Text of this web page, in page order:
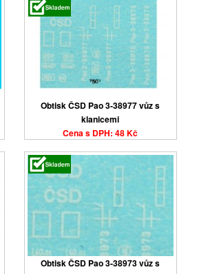
Obtisk ČSD Pao 3-38977 vůz s
klanicemi
Cena s DPH: 48 Kč
Obtisk ČSD Pao 3-38973 vůz s